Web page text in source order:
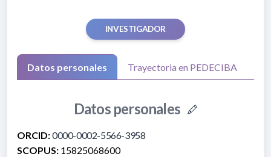
INVESTIGADOR
Datos personales Trayectoria en PEDECIBA
Datos personales
ORCID:0000-0002-5566-3958
SCOPUS: 15825068600